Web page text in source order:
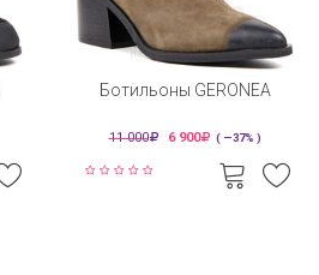
Ботильоны GERONEA
11 000 6 900 ( —37% )